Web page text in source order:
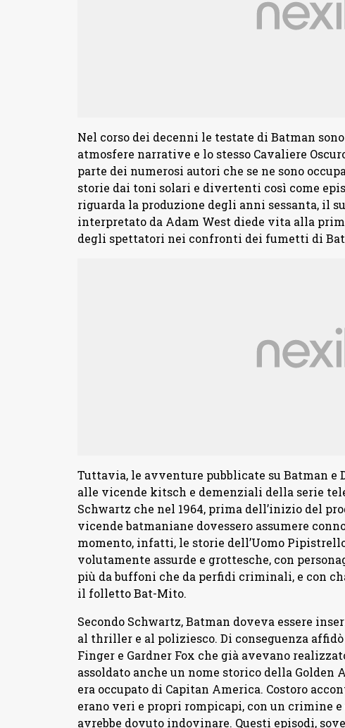
Nel corso dei decenni le testate di Batman
atmosfere narrative e lo stesso Cavaliere
parte dei numerosi autori che se ne sono
storie dai toni solari e divertenti così come
riguarda la produzione degli anni sessanta, il
interpretato da Adam West diede vita alla
degli spettatori nei confronti dei fumetti di
Tuttavia, le avventure pubblicate su Batman
alle vicende kitsch e demenziali della serie
Schwartz che nel 1964, prima dell’inizio del
vicende batmaniane dovessero assumere
momento, infatti, le storie dell’Uomo
volutamente assurde e grottesche, con
più da buffoni che da perfidi criminali, e con
il folletto Bat-Mito.
Secondo Schwartz, Batman doveva essere
al thriller e al poliziesco. Di conseguenza
Finger e Gardner Fox che già avevano
assoldato anche un nome storico della Golden
era occupato di Capitan America. Costoro
erano veri e propri rompicapi, con un crimine
avrebbe dovuto indovinare. Questi episodi,